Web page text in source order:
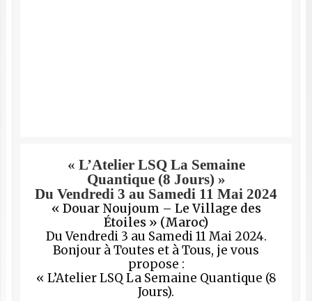
« L’Atelier LSQ La Semaine
Quantique (8 Jours) »
Du Vendredi 3 au Samedi 11 Mai 2024
« Douar Noujoum – Le Village des
Étoiles » (Maroc)
Du Vendredi 3 au Samedi 11 Mai 2024.
Bonjour à Toutes et à Tous, je vous
propose :
« L’Atelier LSQ La Semaine Quantique (8
Jours).